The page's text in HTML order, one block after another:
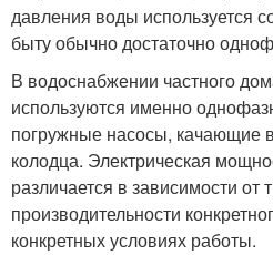
давления воды используется
быту обычно достаточно
В водоснабжении частного
используются именно
погружные насосы, качающие
колодца. Электрическая
различается в зависимости от
производительности
конкретных условиях работы.